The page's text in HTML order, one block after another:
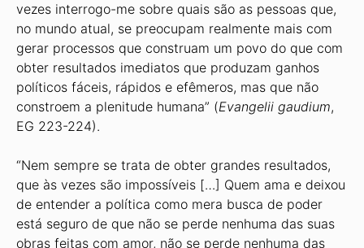
vezes interrogo-me sobre quais são as pessoas que,
no mundo atual, se preocupam realmente mais com
gerar processos que construam um povo do que com
obter resultados imediatos que produzam ganhos
políticos fáceis, rápidos e efêmeros, mas que não
constroem a plenitude humana” (Evangelii gaudium,
EG 223-224).
“Nem sempre se trata de obter grandes resultados,
que às vezes são impossíveis […] Quem ama e deixou
de entender a política como mera busca de poder
está seguro de que não se perde nenhuma das suas
obras feitas com amor, não se perde nenhuma das